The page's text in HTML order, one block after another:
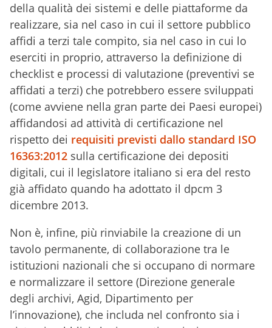
della qualità dei sistemi e delle piattaforme da
realizzare, sia nel caso in cui il settore pubblico
affidi a terzi tale compito, sia nel caso in cui lo
eserciti in proprio, attraverso la definizione di
checklist e processi di valutazione (preventivi se
affidati a terzi) che potrebbero essere sviluppati
(come avviene nella gran parte dei Paesi europei)
affidandosi ad attività di certificazione nel
rispetto dei requisiti previsti dallo standard ISO
16363:2012 sulla certificazione dei depositi
digitali, cui il legislatore italiano si era del resto
già affidato quando ha adottato il dpcm 3
dicembre 2013.
Non è, infine, più rinviabile la creazione di un
tavolo permanente, di collaborazione tra le
istituzioni nazionali che si occupano di normare
e normalizzare il settore (Direzione generale
degli archivi, Agid, Dipartimento per
l’innovazione), che includa nel confronto sia i